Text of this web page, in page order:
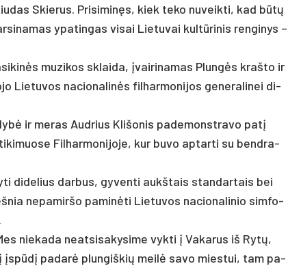
Skie­rus. Pri­si­minęs, kiek te­ko nu­veik­ti, kad būtų
ypa­tin­gas vi­sai Lie­tu­vai kultū­ri­nis ren­gi­nys –
mu­zi­kos sklai­da, įvai­ri­na­mas Plungės kraš­to ir
Lie­tu­vos na­cio­na­linės fil­har­mo­ni­jos ge­ne­ra­li­nei di­
ir me­ras Aud­rius Kli­šo­nis pa­de­monst­ra­vo pa­tį
Fil­har­mo­ni­jo­je, kur bu­vo ap­tar­ti su bend­ra­
di­de­lius dar­bus, gy­ven­ti aukš­tais stan­dar­tais bei
ne­pa­mir­šo pa­minė­ti Lie­tu­vos na­cio­na­li­nio sim­fo­
nie­ka­da neat­si­sa­ky­si­me vyk­ti į Va­ka­rus iš Rytų,
pa­darė plun­giš­kių meilė sa­vo mies­tui, tam pa­